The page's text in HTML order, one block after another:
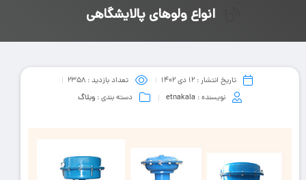
انواع ولوهای پالایشگاهی
تاریخ انتشار :۱۲ دی ۱۴۰۲ تعداد بازدید :2358
نویسنده : etnakala دسته بندی : وبلاگ